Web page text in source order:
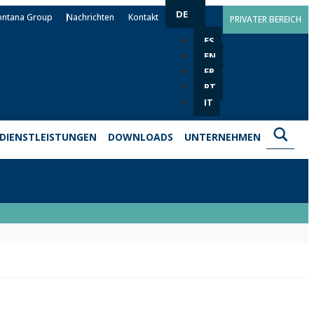
Group Nachrichten Kontakt DE
ES
EN
FR
PT
IT
PRIVATER BEREICH
DIENSTLEISTUNGEN DOWNLOADS UNTERNEHMEN